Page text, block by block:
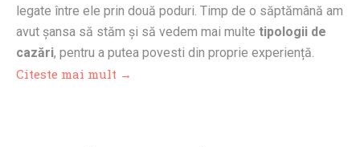
legate între ele prin două poduri. Timp de o săptămână am
avut șansa să stăm și să vedem mai multe tipologii de
cazări, pentru a putea povesti din proprie experiență.
Citeste mai mult →